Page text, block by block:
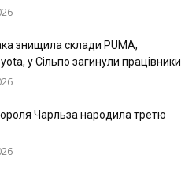
знищила склади PUMA,
у Сільпо загинули працівники
Чарльза народила третю